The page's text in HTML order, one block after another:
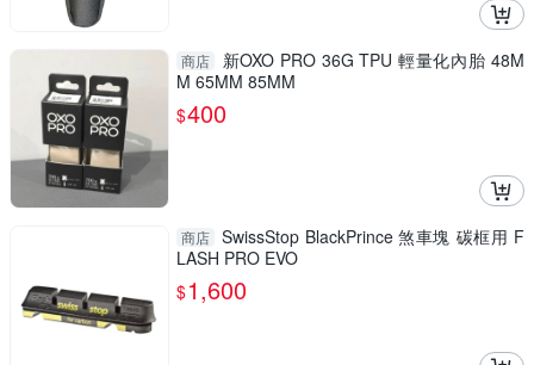
商店
新OXO PRO 36G TPU 輕量化內胎 48M
M 65MM 85MM
$400
商店 SwissStop BlackPrince 煞車塊 碳框用 F
LASH PRO EVO
$1,600